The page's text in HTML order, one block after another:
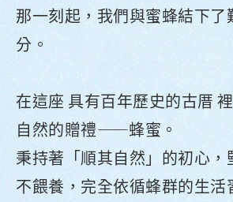
那一刻起，我們與蜜蜂結下了
分。
在這座 具有百年歷史的古厝
自然的贈禮——蜂蜜。
秉持著「順其自然」的初心，
不餵養，完全依循蜂群的生活